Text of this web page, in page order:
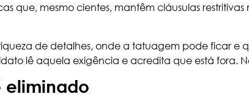
que, mesmo cientes, mantêm cláusulas
de detalhes, onde a tatuagem pode ficar e
lê aquela exigência e acredita que está fora.
eliminado